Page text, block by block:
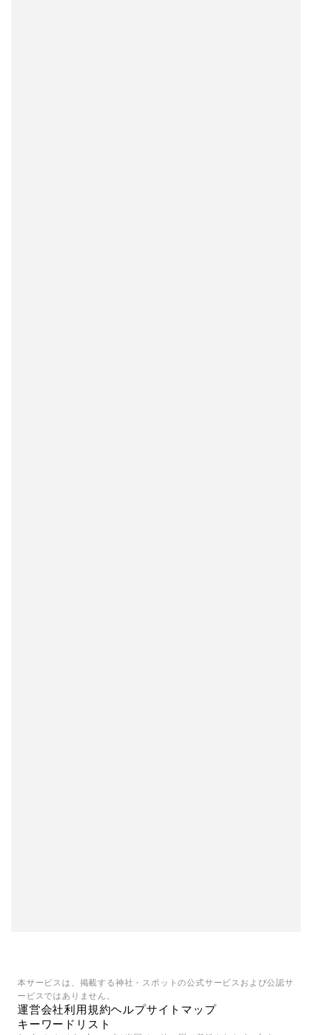
本サービスは、掲載する神社・スポットの公式サービスおよび公認サ
ービスではありません。
運営会社利用規約ヘルプサイトマップ
キーワードリスト